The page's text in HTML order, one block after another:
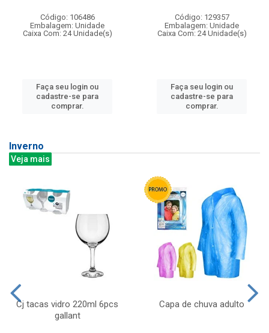
Código: 106486
Embalagem: Unidade
Caixa Com: 24 Unidade(s)
Faça seu login ou
cadastre-se para
comprar.
Código: 129357
Embalagem: Unidade
Caixa Com: 24 Unidade(s)
Faça seu login ou
cadastre-se para
comprar.
Inverno
Veja mais
Cj tacas vidro 220ml 6pcs
gallant
Capa de chuva adulto